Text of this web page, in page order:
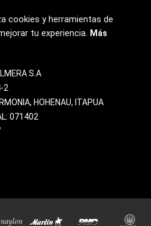
cookies y herramientas de
tu experiencia. Más
S.A
2
HOHENAU, ITAPUA
071402